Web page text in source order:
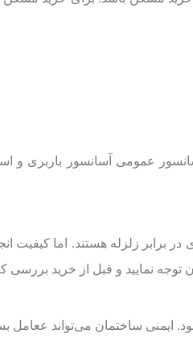
عمومی آسانسور باربری
زلزله هستند. اما کیفیت
نمایید و قبل از خرید بررسی
ایمنی ساختمان می‌تواند ععامل